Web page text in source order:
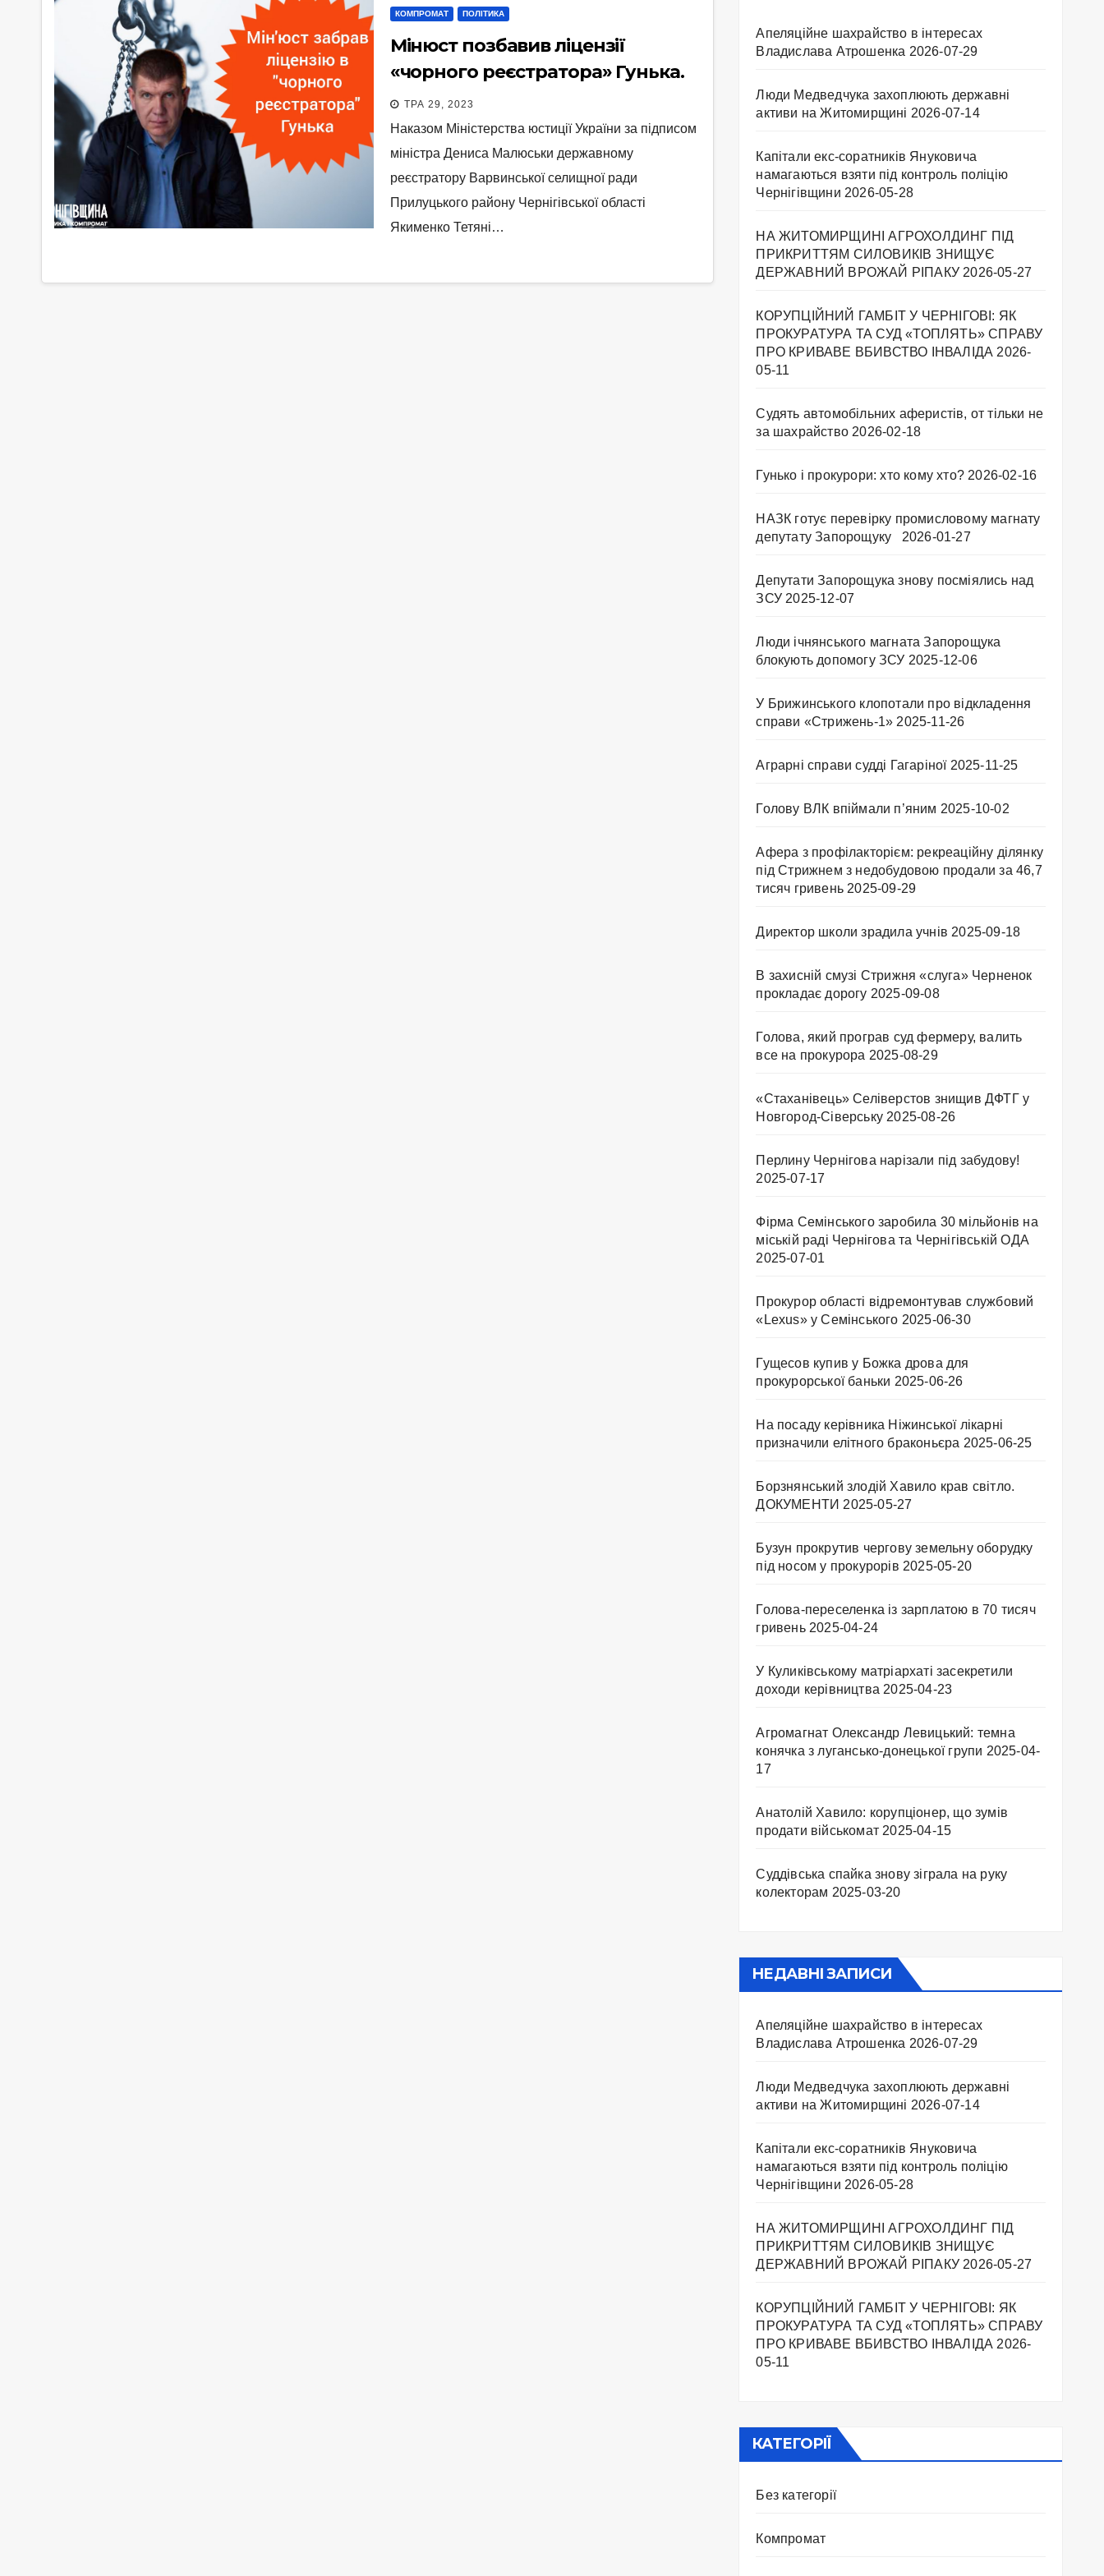
КОМПРОМАТ ПОЛІТИКА
Мінюст позбавив ліцензії
«чорного реєстратора» Гунька.
Документ
ТРА 29, 2023
Наказом Міністерства юстиції України за підписом
міністра Дениса Малюськи державному
реєстратору Варвинської селищної ради
Прилуцького району Чернігівської області
Якименко Тетяні…
Апеляційне шахрайство в інтересах
Владислава Атрошенка 2026-07-29
Люди Медведчука захоплюють державні
активи на Житомирщині 2026-07-14
Капітали екс-соратників Януковича
намагаються взяти під контроль поліцію
Чернігівщини 2026-05-28
НА ЖИТОМИРЩИНІ АГРОХОЛДИНГ ПІД
ПРИКРИТТЯМ СИЛОВИКІВ ЗНИЩУЄ
ДЕРЖАВНИЙ ВРОЖАЙ РІПАКУ ​ 2026-05-27
КОРУПЦІЙНИЙ ГАМБІТ У ЧЕРНІГОВІ: ЯК
ПРОКУРАТУРА ТА СУД «ТОПЛЯТЬ» СПРАВУ
ПРО КРИВАВЕ ВБИВСТВО ІНВАЛІДА 2026-
05-11
Судять автомобільних аферистів, от тільки не
за шахрайство 2026-02-18
Гунько і прокурори: хто кому хто? 2026-02-16
НАЗК готує перевірку промисловому магнату
депутату Запорощуку
2026-01-27
Депутати Запорощука знову посміялись над
ЗСУ 2025-12-07
Люди ічнянського магната Запорощука
блокують допомогу ЗСУ 2025-12-06
У Брижинського клопотали про відкладення
справи «Стрижень-1» 2025-11-26
Аграрні справи судді Гагаріної 2025-11-25
Голову ВЛК впіймали п’яним 2025-10-02
Афера з профілакторієм: рекреаційну ділянку
під Стрижнем з недобудовою продали за 46,7
тисяч гривень 2025-09-29
Директор школи зрадила учнів 2025-09-18
В захисній смузі Стрижня «слуга» Черненок
прокладає дорогу 2025-09-08
Голова, який програв суд фермеру, валить
все на прокурора 2025-08-29
«Стаханівець» Селіверстов знищив ДФТГ у
Новгород-Сіверську 2025-08-26
Перлину Чернігова нарізали під забудову!
2025-07-17
Фірма Семінського заробила 30 мільйонів на
міській раді Чернігова та Чернігівській ОДА
2025-07-01
Прокурор області відремонтував службовий
«Lexus» у Семінського 2025-06-30
Гущесов купив у Божка дрова для
прокурорської баньки 2025-06-26
На посаду керівника Ніжинської лікарні
призначили елітного браконьєра 2025-06-25
Борзнянський злодій Хавило крав світло.
ДОКУМЕНТИ 2025-05-27
Бузун прокрутив чергову земельну оборудку
під носом у прокурорів 2025-05-20
Голова-переселенка із зарплатою в 70 тисяч
гривень 2025-04-24
У Куликівському матріархаті засекретили
доходи керівництва 2025-04-23
Агромагнат Олександр Левицький: темна
конячка з лугансько-донецької групи 2025-04-
17
Анатолій Хавило: корупціонер, що зумів
продати військомат 2025-04-15
Суддівська спайка знову зіграла на руку
колекторам 2025-03-20
НЕДАВНІ ЗАПИСИ
Апеляційне шахрайство в інтересах
Владислава Атрошенка 2026-07-29
Люди Медведчука захоплюють державні
активи на Житомирщині 2026-07-14
Капітали екс-соратників Януковича
намагаються взяти під контроль поліцію
Чернігівщини 2026-05-28
НА ЖИТОМИРЩИНІ АГРОХОЛДИНГ ПІД
ПРИКРИТТЯМ СИЛОВИКІВ ЗНИЩУЄ
ДЕРЖАВНИЙ ВРОЖАЙ РІПАКУ ​ 2026-05-27
КОРУПЦІЙНИЙ ГАМБІТ У ЧЕРНІГОВІ: ЯК
ПРОКУРАТУРА ТА СУД «ТОПЛЯТЬ» СПРАВУ
ПРО КРИВАВЕ ВБИВСТВО ІНВАЛІДА 2026-
05-11
КАТЕГОРІЇ
Без категорії
Компромат